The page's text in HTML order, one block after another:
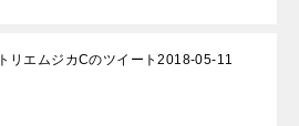
リエムジカCのツイート2018-05-11